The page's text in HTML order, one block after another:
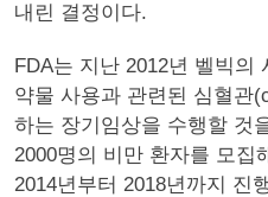
내린 결정이다.
FDA는 지난 2012년 벨빅의
약물 사용과 관련된 심혈관
하는 장기임상을 수행할 것
2000명의 비만 환자를 모집
2014년부터 2018년까지 진